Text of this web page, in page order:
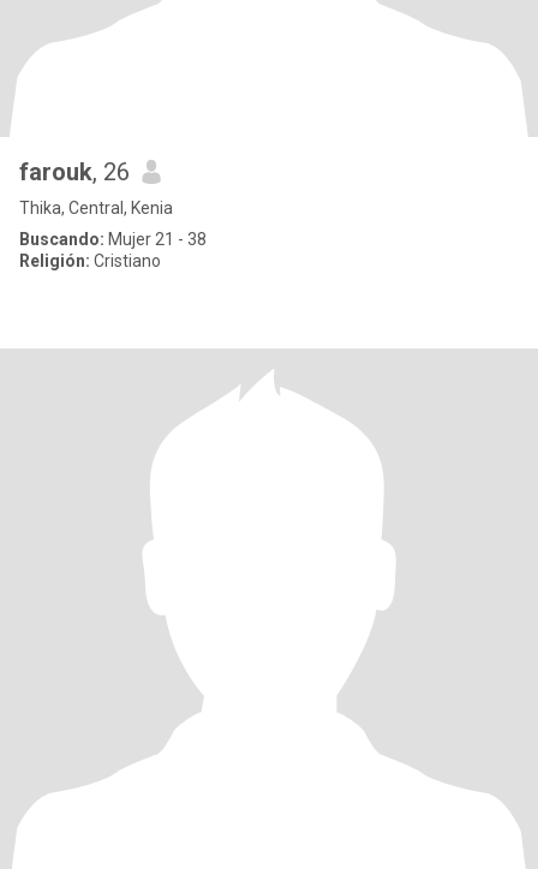
farouk, 26
Thika, Central, Kenia
Buscando: Mujer 21 - 38
Religión: Cristiano